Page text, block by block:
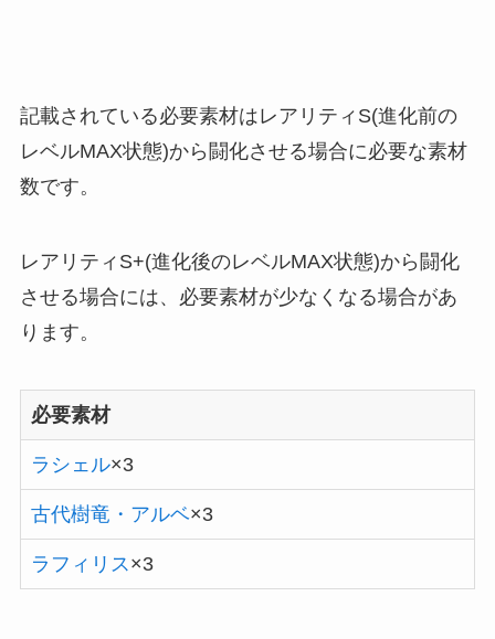
記載されている必要素材はレアリティS(進化前の
レベルMAX状態)から闘化させる場合に必要な素材
数です。
レアリティS+(進化後のレベルMAX状態)から闘化
させる場合には、必要素材が少なくなる場合があ
ります。
必要素材
ラシェル×3
古代樹竜・アルベ×3
ラフィリス ×3